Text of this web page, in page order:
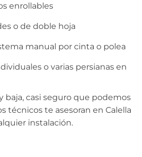
enrollables
o de doble hoja
manual por cinta o polea
o varias persianas en
baja, casi seguro que podemos
técnicos te asesoran en Calella
instalación.